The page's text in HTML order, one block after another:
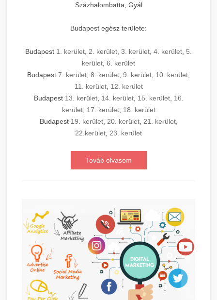
Százhalombatta, Gyál
Budapest egész területe:
Budapest 1. kerület 2. kerület 3. kerület 4. kerület 5.
kerület 6. kerület
Budapest 7. kerület 8. kerület 9. kerület 10. kerület
11. kerület, 12. kerület
Budapest 13. kerület, 14. kerület, 15. kerület, 16.
kerület, 17. kerület, 18. kerület
Budapest 19. kerület, 20. kerület, 21. kerület,
22.kerület 23. kerület
Továb olvasom